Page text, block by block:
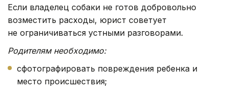
Если владелец собаки не готов добровольно
возместить расходы, юрист советует
не ограничиваться устными разговорами.
Родителям необходимо:
сфотографировать повреждения ребенка и
место происшествия;